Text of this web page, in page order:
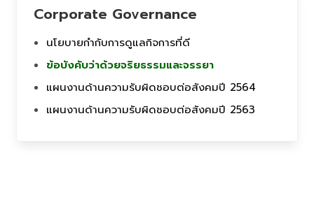
Corporate Governance
นโยบายกำกับการดูแลกิจการที่ดี
ข้อบังคับว่าด้วยจริยธรรมและจรรยา
แผนงานด้านความรับผิดชอบต่อสังคมปี 2564
แผนงานด้านความรับผิดชอบต่อสังคมปี 2563